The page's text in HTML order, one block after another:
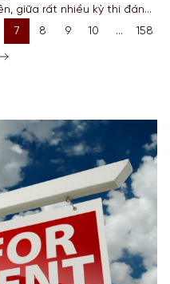
giữa rất nhiều kỳ thi đánh
luôn khiến nhiều Sinh
Trong bài viết này, chuyên
khác biệt giữa […]
7 8 9 10 … 158